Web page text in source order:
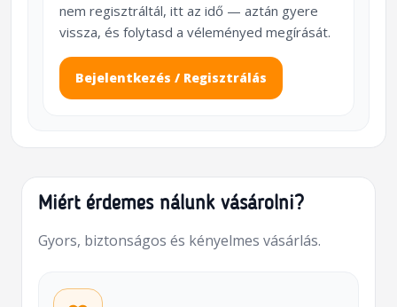
nem regisztráltál, itt az idő — aztán gyere
vissza, és folytasd a véleményed megírását.
Bejelentkezés / Regisztrálás
Miért érdemes nálunk vásárolni?
Gyors, biztonságos és kényelmes vásárlás.